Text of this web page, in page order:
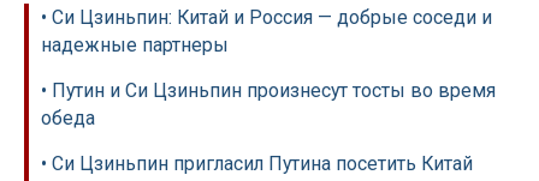
• Си Цзиньпин: Китай и Россия — добрые соседи и
надежные партнеры
• Путин и Си Цзиньпин произнесут тосты во время
обеда
• Си Цзиньпин пригласил Путина посетить Китай